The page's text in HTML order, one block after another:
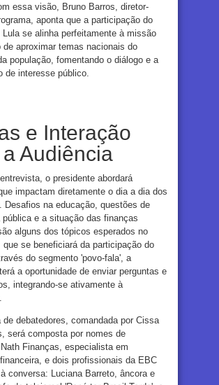
essa visão, Bruno Barros, diretor-
aponta que a participação do
Lula se alinha perfeitamente à missão
de aproximar temas nacionais do
população, fomentando o diálogo e a
de interesse público.
e Interação
Audiência
o presidente abordará
impactam diretamente o dia a dia dos
Desafios na educação, questões de
pública e a situação das finanças
alguns dos tópicos esperados no
que se beneficiará da participação do
do segmento 'povo-fala', a
a oportunidade de enviar perguntas e
integrando-se ativamente à
de debatedores, comandada por Cissa
será composta por nomes de
Finanças, especialista em
e dois profissionais da EBC
conversa: Luciana Barreto, âncora e